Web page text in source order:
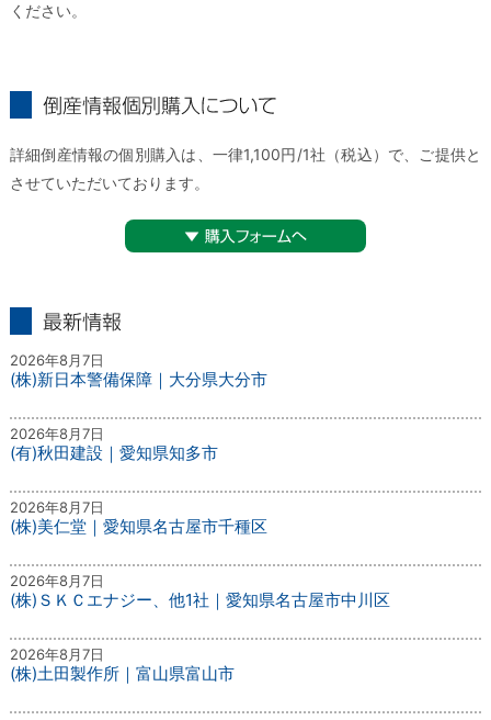
ください。
詳細倒産情報の個別購入は、一律1,100円/1社（税込）で、ご提供と
させていただいております。
2026年8月7日
(株)新日本警備保障｜大分県大分市
2026年8月7日
(有)秋田建設｜愛知県知多市
2026年8月7日
(株)美仁堂｜愛知県名古屋市千種区
2026年8月7日
(株)ＳＫＣエナジー、他1社｜愛知県名古屋市中川区
2026年8月7日
(株)土田製作所｜富山県富山市